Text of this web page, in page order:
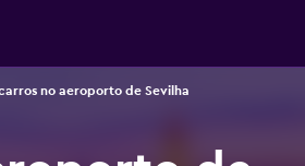
no aeroporto de Sevilha